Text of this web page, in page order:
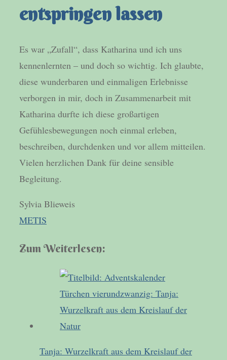
entspringen lassen
Es war „Zufall“, dass Katharina und ich uns
kennenlernten – und doch so wichtig. Ich glaubte,
diese wunderbaren und einmaligen Erlebnisse
verborgen in mir, doch in Zusammenarbeit mit
Katharina durfte ich diese großartigen
Gefühlesbewegungen noch einmal erleben,
beschreiben, durchdenken und vor allem mitteilen.
Vielen herzlichen Dank für deine sensible
Begleitung.
Sylvia Blieweis
METIS
Zum Weiterlesen:
Tanja: Wurzelkraft aus dem Kreislauf der